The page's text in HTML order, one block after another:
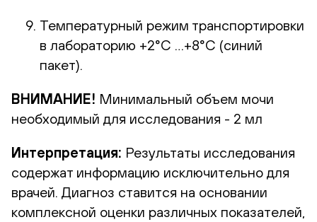
Температурный режим транспортировки
в лабораторию +2°С …+8°С (синий
пакет).
ВНИМАНИЕ! Минимальный объем мочи
необходимый для исследования - 2 мл
Интерпретация: Результаты исследования
содержат информацию исключительно для
врачей. Диагноз ставится на основании
комплексной оценки различных показателей,